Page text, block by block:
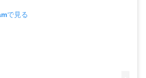
で見る